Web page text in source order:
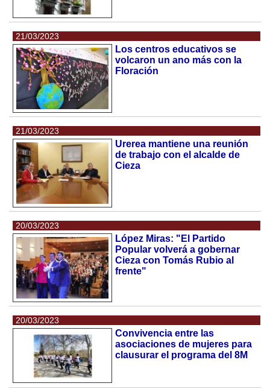
21/03/2023
Los centros educativos se
volcaron un ano más con la
Floración
21/03/2023
Urerea mantiene una reunión
de trabajo con el alcalde de
Cieza
20/03/2023
López Miras: "El Partido
Popular volverá a gobernar
Cieza con Tomás Rubio al
frente"
20/03/2023
Convivencia entre las
asociaciones de mujeres para
clausurar el programa del 8M